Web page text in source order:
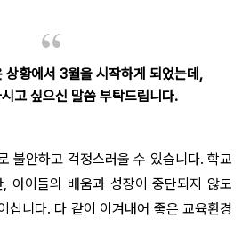
상황에서 3월을 시작하게 되었는데,
고 싶으신 말씀 부탁드립니다.
불안하고 걱정스러울 수 있습니다. 학교
아이들의 배움과 성장이 중단되지 않도
십니다. 다 같이 이겨내어 좋은 교육환경